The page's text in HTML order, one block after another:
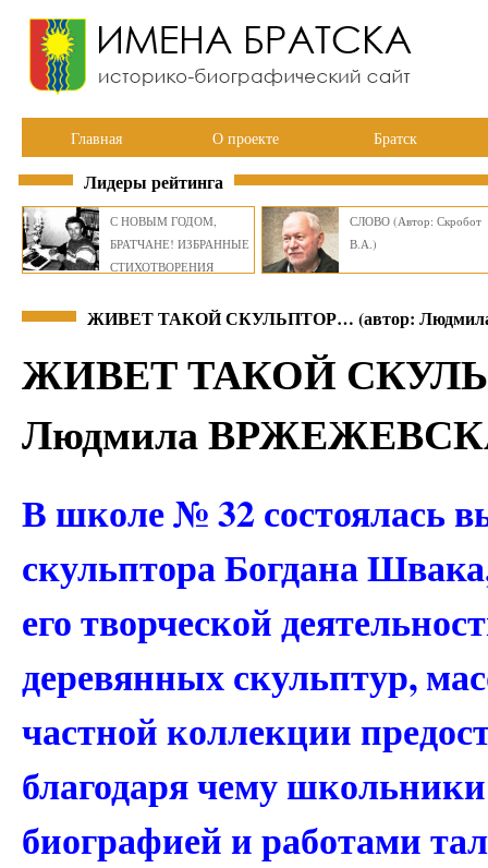
Главная О проекте Братск
Лидеры рейтинга
С НОВЫМ ГОДОМ,
БРАТЧАНЕ! ИЗБРАННЫЕ
СТИХОТВОРЕНИЯ
СЛОВО (Автор: Скробот
В.А.)
ЖИВЕТ ТАКОЙ СКУЛЬПТОР… (автор:
ЖИВЕТ ТАКОЙ
Людмила
В школе № 32 состоялась
скульптора Богдана
его творческой
деревянных скульптур,
частной коллекции
благодаря чему
биографией и работами